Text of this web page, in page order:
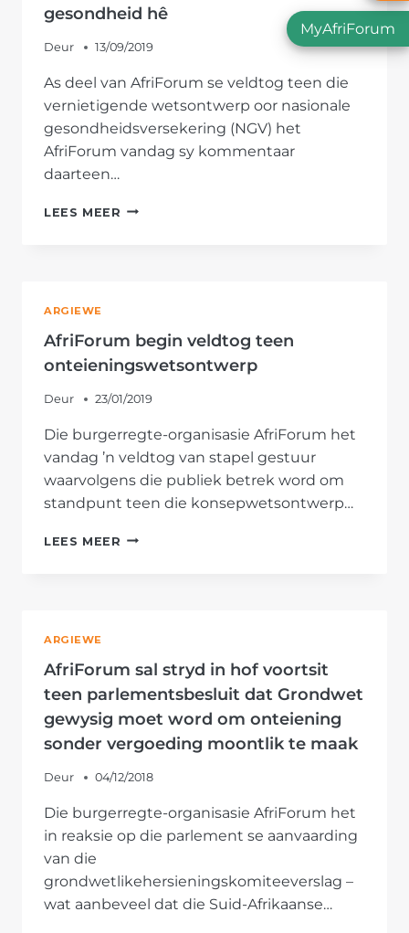
gesondheid hê
Deur 13/09/2019
As deel van AfriForum se veldtog teen die
vernietigende wetsontwerp oor nasionale
gesondheidsversekering (NGV) het
AfriForum vandag sy kommentaar
daarteen…
LEES MEER AFRIFORUM
SUID-
AFRIKANERS
SE
GESONDHEID
HÊ
ARGIEWE
AfriForum begin veldtog teen
onteieningswetsontwerp
Deur 23/01/2019
Die burgerregte-organisasie AfriForum het
vandag ’n veldtog van stapel gestuur
waarvolgens die publiek betrek word om
standpunt teen die konsepwetsontwerp…
LEES MEER AFRIFORUM
ARGIEWE
AfriForum sal stryd in hof voortsit
teen parlementsbesluit dat Grondwet
gewysig moet word om onteiening
sonder vergoeding moontlik te maak
Deur 04/12/2018
Die burgerregte-organisasie AfriForum het
in reaksie op die parlement se aanvaarding
van die
grondwetlikehersieningskomiteeverslag –
wat aanbeveel dat die Suid-Afrikaanse…
MyAfriForum